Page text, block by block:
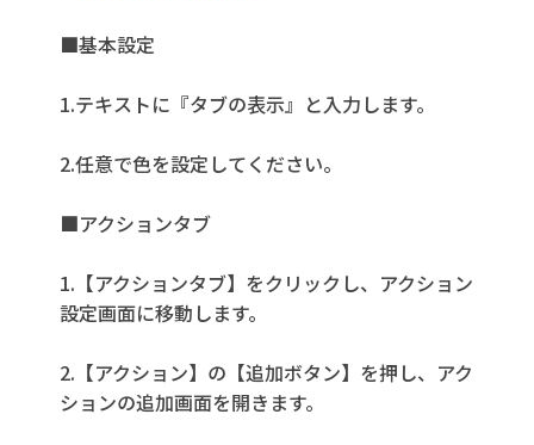
■基本設定
1.テキストに『タブの表示』と入力します。
2.任意で色を設定してください。
■アクションタブ
1.【アクションタブ】をクリックし、アクション
設定画面に移動します。
2.【アクション】の【追加ボタン】を押し、アク
ションの追加画面を開きます。